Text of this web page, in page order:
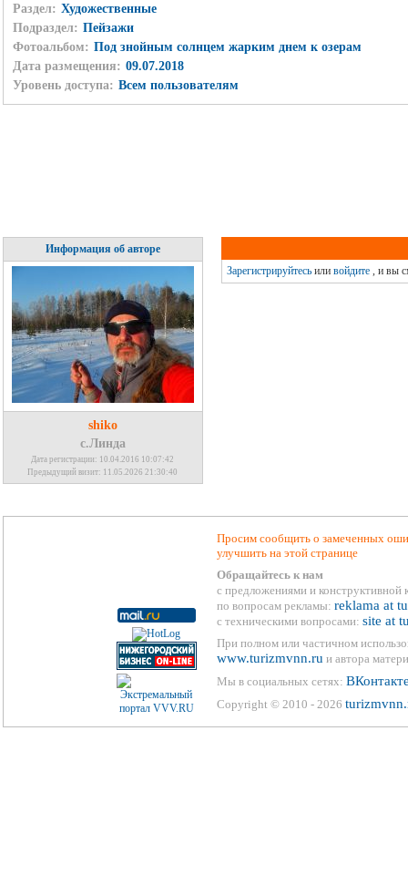
Раздел: Художественные
Подраздел: Пейзажи
Фотоальбом: Под знойным солнцем жарким днем к озерам
Дата размещения: 09.07.2018
Уровень доступа: Всем пользователям
Информация об авторе
shiko
с.Линда
Дата регистрации: 10.04.2016 10:07:42
Предыдущий визит: 11.05.2026 21:30:40
Зарегистрируйтесьили войдите, и вы
Просим сообщить о замеченных
улучшить на этой странице
Обращайтесь к нам
с предложениями и конструктивной
по вопросам рекламы: reklama at
с техническими вопросами: site at
При полном или частичном
www.turizmvnn.ru и автора
Мы в социальных сетях:
Copyright © 2010 - 2026